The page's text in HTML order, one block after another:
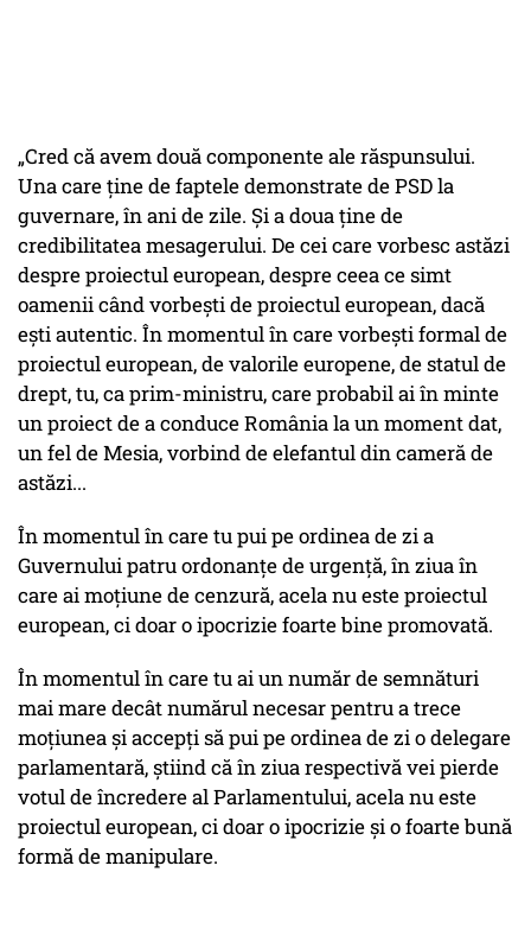
„Cred că avem două componente ale răspunsului.
Una care ține de faptele demonstrate de PSD la
guvernare, în ani de zile. Și a doua ține de
credibilitatea mesagerului. De cei care vorbesc astăzi
despre proiectul european, despre ceea ce simt
oamenii când vorbești de proiectul european, dacă
ești autentic. În momentul în care vorbești formal de
proiectul european, de valorile europene, de statul de
drept, tu, ca prim-ministru, care probabil ai în minte
un proiect de a conduce România la un moment dat,
un fel de Mesia, vorbind de elefantul din cameră de
astăzi...
În momentul în care tu pui pe ordinea de zi a
Guvernului patru ordonanțe de urgență, în ziua în
care ai moțiune de cenzură, acela nu este proiectul
european, ci doar o ipocrizie foarte bine promovată.
În momentul în care tu ai un număr de semnături
mai mare decât numărul necesar pentru a trece
moțiunea și accepți să pui pe ordinea de zi o delegare
parlamentară, știind că în ziua respectivă vei pierde
votul de încredere al Parlamentului, acela nu este
proiectul european, ci doar o ipocrizie și o foarte bună
formă de manipulare.